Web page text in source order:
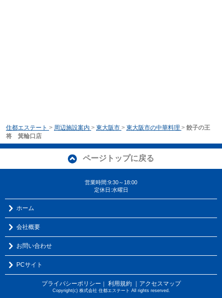
住都エステート > 周辺施設案内 > 東大阪市 > 東大阪市の中華料理 > 餃子の王
将 箕輪口店
ページトップに戻る
営業時間:9:30～18:00
定休日:水曜日
ホーム
会社概要
お問い合わせ
PCサイト
プライバシーポリシー ｜ 利用規約 ｜アクセスマップ
Copyright(c) 株式会社 住都エステート All rights reserved.